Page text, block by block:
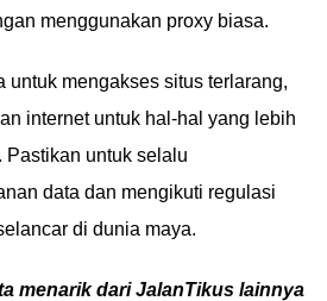
menggunakan proxy biasa.
untuk mengakses situs terlarang,
internet untuk hal-hal yang lebih
Pastikan untuk selalu
data dan mengikuti regulasi
di dunia maya.
menarik dari JalanTikus lainnya